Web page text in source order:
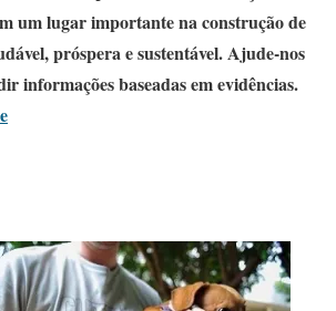
um lugar importante na construção de
próspera e sustentável. Ajude-nos
informações baseadas em evidências.